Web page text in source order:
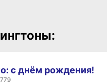
с днём рождения!
779